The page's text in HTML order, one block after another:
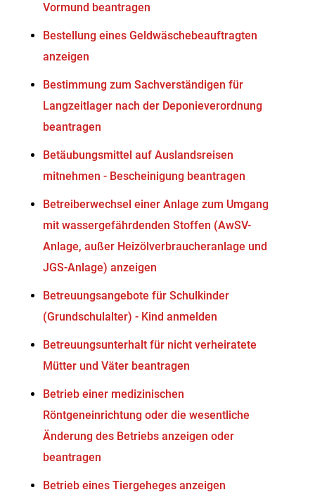
Vormund beantragen
Bestellung eines Geldwäschebeauftragten
anzeigen
Bestimmung zum Sachverständigen für
Langzeitlager nach der Deponieverordnung
beantragen
Betäubungsmittel auf Auslandsreisen
mitnehmen - Bescheinigung beantragen
Betreiberwechsel einer Anlage zum Umgang
mit wassergefährdenden Stoffen (AwSV-
Anlage, außer Heizölverbraucheranlage und
JGS-Anlage) anzeigen
Betreuungsangebote für Schulkinder
(Grundschulalter) - Kind anmelden
Betreuungsunterhalt für nicht verheiratete
Mütter und Väter beantragen
Betrieb einer medizinischen
Röntgeneinrichtung oder die wesentliche
Änderung des Betriebs anzeigen oder
beantragen
Betrieb eines Tiergeheges anzeigen